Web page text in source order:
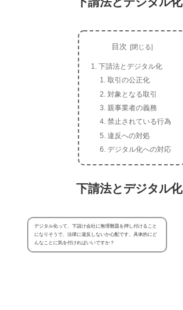
目次
下請法とデジタル化
取引の公正化
対象となる取引
親事業者の義務
禁止されている行為
違反への対処
デジタル化への対応
下請法とデジタル化
デジタル化って、下請け会社に無理難題を押し付けること
になりそうで、法律に違反しないか心配です。具体的にど
んなことに気を付ければいいですか？